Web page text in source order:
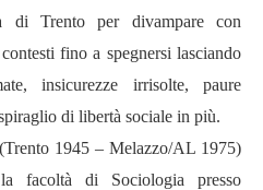
di Trento per divampare con
fino a spegnersi lasciando
insicurezze irrisolte, paure
di libertà sociale in più.
1945 – Melazzo/AL 1975)
facoltà di Sociologia presso